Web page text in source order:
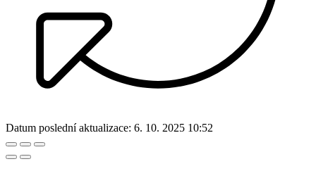
Datum poslední aktualizace: 6. 10. 2025 10:52